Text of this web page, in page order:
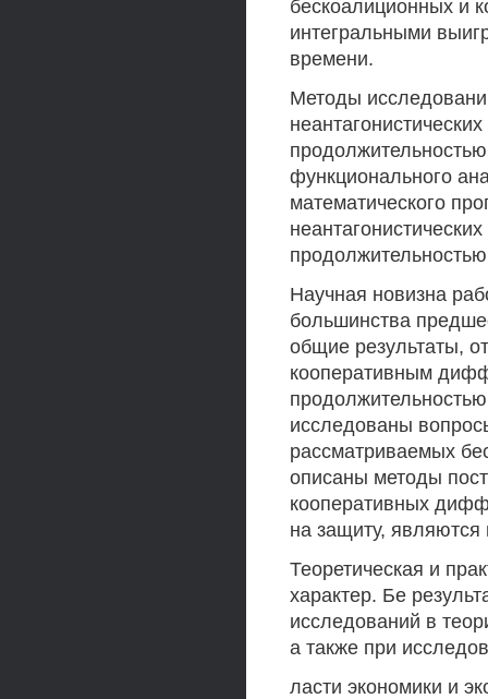
бескоалиционных и
интегральными
времени.
Методы
функционального
математического
Научная новизна
большинства
общие результаты,
кооперативным
исследованы
рассматриваемых
описаны методы
кооперативных
на защиту,
Теоретическая и
характер. Бе
исследований в
а также при
ласти экономики и